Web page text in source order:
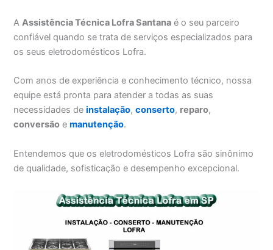
AAssistência Técnica Lofra Santana é o seu parceiro
confiável quando se trata de serviços especializados para
os seus eletrodomésticos Lofra.
Com anos de experiência e conhecimento técnico, nossa
equipe está pronta para atender a todas as suas
necessidades deinstalação,conserto, reparo,
conversão emanutenção.
Entendemos que os eletrodomésticos Lofra são sinônimo
de qualidade, sofisticação e desempenho excepcional.